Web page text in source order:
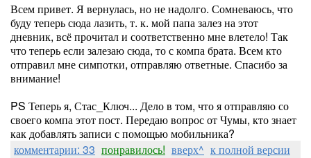
Всем привет. Я вернулась, но не надолго. Сомневаюсь, что
буду теперь сюда лазить, т. к. мой папа залез на этот
дневник, всё прочитал и соответственно мне влетело! Так
что теперь если залезаю сюда, то с компа брата. Всем кто
отправил мне симпотки, отправляю ответные. Спасибо за
внимание!
PS Теперь я, Стас_Ключ... Дело в том, что я отправляю со
своего компа этот пост. Передаю вопрос от Чумы, кто знает
как добавлять записи с помощью мобильника?
комментарии: 33 понравилось! вверх^ к полной версии